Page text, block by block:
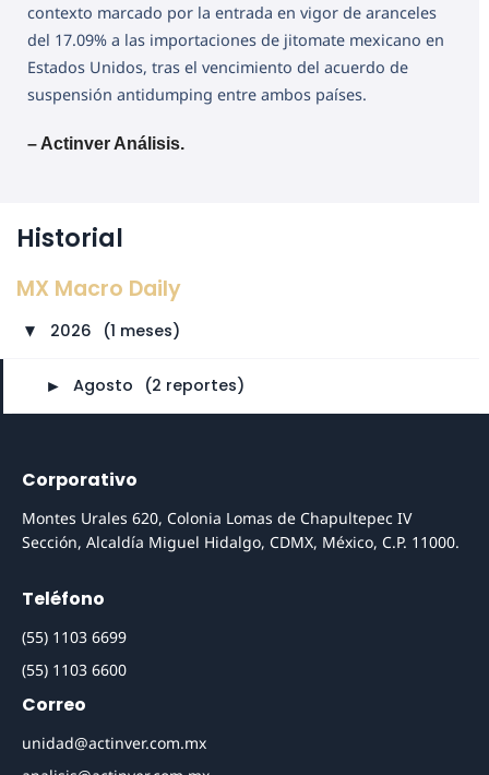
contexto marcado por la entrada en vigor de aranceles
del 17.09% a las importaciones de jitomate mexicano en
Estados Unidos, tras el vencimiento del acuerdo de
suspensión antidumping entre ambos países.
– Actinver Análisis.
Historial
MX Macro Daily
► 2026 (1 meses)
► Agosto (2 reportes)
Corporativo
Montes Urales 620, Colonia Lomas de Chapultepec IV
Sección, Alcaldía Miguel Hidalgo, CDMX, México, C.P. 11000.
Teléfono
(55) 1103 6699
(55) 1103 6600
Correo
unidad@actinver.com.mx